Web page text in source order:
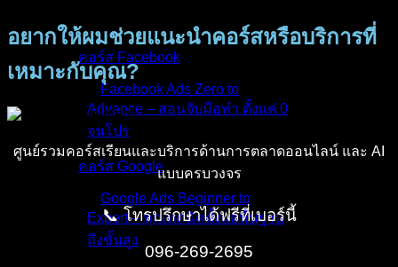
คอร์สทั้งหมด
คอร์ส Facebook
Facebook Ads Zero to
Advance – สอนจับมือทำ ตั้งแต่ 0
จนโปร
คอร์ส Google
Google Ads Beginner to
Expert – ทุกเทคนิคตั้งแต่พื้นฐาน
ถึงขั้นสูง
อยากให้ผมช่วยแนะนำคอร์สหรือบริการที่
เหมาะกับคุณ?
ศูนย์รวมคอร์สเรียนและบริการด้านการตลาดออนไลน์ และ AI
แบบครบวงจร
📞 โทรปรึกษาได้ฟรีที่เบอร์นี้
096-269-2695